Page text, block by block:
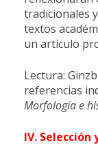
tradicionales
textos
un artículo
Lectura:
referencias
Morfología e
IV.